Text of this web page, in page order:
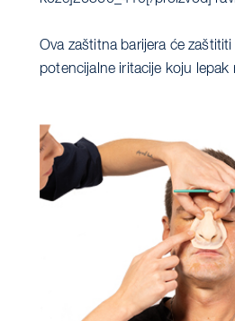
Ova zaštitna barijera će
potencijalne iritacije koju lepak